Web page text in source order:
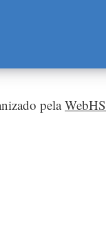
pelaWebHS